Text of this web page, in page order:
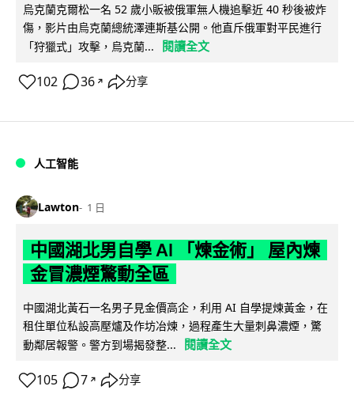
烏克蘭克爾松一名 52 歲小販被俄軍無人機追擊近 40 秒後被炸
傷，影片由烏克蘭總統澤連斯基公開。他直斥俄軍對平民進行
「狩獵式」攻擊，烏克蘭...
閱讀全文
102 36 ↗ 分享
人工智能
Lawton 1 日
中國湖北男自學 AI 「煉金術」 屋內煉
金冒濃煙驚動全區
中國湖北黃石一名男子見金價高企，利用 AI 自學提煉黃金，在
租住單位私設高壓爐及作坊冶煉，過程產生大量刺鼻濃煙，驚
動鄰居報警。警方到場揭發整...
閱讀全文
105 7 ↗ 分享